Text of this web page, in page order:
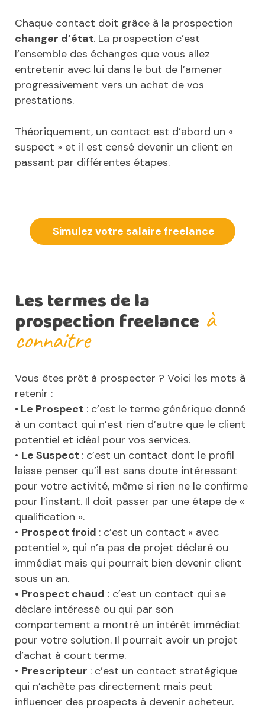
Chaque contact doit grâce à la prospection
changer d’état. La prospection c’est
l’ensemble des échanges que vous allez
entretenir avec lui dans le but de l’amener
progressivement vers un achat de vos
prestations.
Théoriquement, un contact est d’abord un «
suspect » et il est censé devenir un client en
passant par différentes étapes.
Simulez votre salaire freelance
Les termes de la
prospection freelance à
connaitre
Vous êtes prêt à prospecter ? Voici les mots à
retenir :
• Le Prospect : c’est le terme générique donné
à un contact qui n’est rien d’autre que le client
potentiel et idéal pour vos services.
• Le Suspect : c’est un contact dont le profil
laisse penser qu’il est sans doute intéressant
pour votre activité, même si rien ne le confirme
pour l’instant. Il doit passer par une étape de «
qualification ».
• Prospect froid : c’est un contact « avec
potentiel », qui n’a pas de projet déclaré ou
immédiat mais qui pourrait bien devenir client
sous un an.
• Prospect chaud : c’est un contact qui se
déclare intéressé ou qui par son
comportement a montré un intérêt immédiat
pour votre solution. Il pourrait avoir un projet
d’achat à court terme.
• Prescripteur : c’est un contact stratégique
qui n’achète pas directement mais peut
influencer des prospects à devenir acheteur.